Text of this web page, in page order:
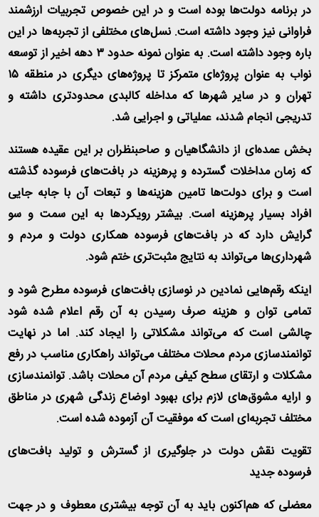
در برنامه دولت‌ها بوده است و در این خصوص تجربیات ارزشمند
فراوانی نیز وجود داشته است. نسل‌های مختلفی از تجربه‌ها در این
باره وجود داشته است. به عنوان نمونه حدود ۳ دهه اخیر از توسعه
نواب به عنوان پروژه‌ای متمرکز تا پروژه‌های دیگری در منطقه ۱۵
تهران و در سایر شهرها که مداخله کالبدی محدودتری داشته و
تدریجی انجام شدند، عملیاتی و اجرایی شد.
بخش عمده‌ای از دانشگاهیان و صاحبنظران بر این عقیده هستند
که زمان مداخلات گسترده و پرهزینه در بافت‌های فرسوده گذشته
است و برای دولت‌ها تامین هزینه‌ها و تبعات آن با جابه جایی
افراد بسیار پرهزینه است. بیشتر رویکردها به این سمت و سو
گرایش دارد که در بافت‌های فرسوده همکاری دولت و مردم و
شهرداری‌ها می‌تواند به نتایج مثبت‌تری ختم شود.
اینکه رقم‌هایی نمادین در نوسازی بافت‌های فرسوده مطرح شود و
تمامی توان و هزینه صرف رسیدن به آن رقم اعلام شده شود
چالشی است که می‌تواند مشکلاتی را ایجاد کند. اما در نهایت
توانمندسازی مردم محلات مختلف می‌تواند راهکاری مناسب در رفع
مشکلات و ارتقای سطح کیفی مردم آن محلات باشد. توانمندسازی
و ارایه مشوق‌های لازم برای بهبود اوضاع زندگی شهری در مناطق
مختلف تجربه‌ای است که موفقیت آن آزموده شده است.
تقویت نقش دولت در جلوگیری از گسترش و تولید بافت‌های
فرسوده جدید
معضلی که هم‌اکنون باید به آن توجه بیشتری معطوف و در جهت